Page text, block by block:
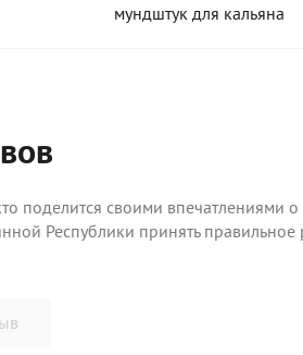
мундштук для кальяна
поделится своими впечатлениями
Республики принять